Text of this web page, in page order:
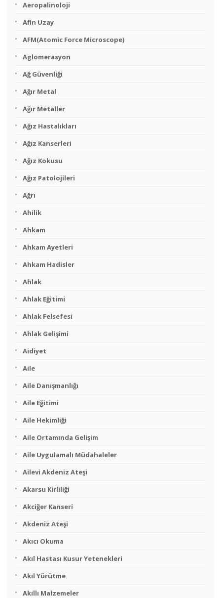
Aeropalinoloji
Afin Uzay
AFM(Atomic Force Microscope)
Aglomerasyon
Ağ Güvenliği
Ağır Metal
Ağır Metaller
Ağız Hastalıkları
Ağız Kanserleri
Ağız Kokusu
Ağız Patolojileri
Ağrı
Ahilik
Ahkam
Ahkam Ayetleri
Ahkam Hadisler
Ahlak
Ahlak Eğitimi
Ahlak Felsefesi
Ahlak Gelişimi
Aidiyet
Aile
Aile Danışmanlığı
Aile Eğitimi
Aile Hekimliği
Aile Ortamında Gelişim
Aile Uygulamalı Müdahaleler
Ailevi Akdeniz Ateşi
Akarsu Kirliliği
Akciğer Kanseri
Akdeniz Ateşi
Akıcı Okuma
Akıl Hastası Kusur Yetenekleri
Akıl Yürütme
Akıllı Malzemeler